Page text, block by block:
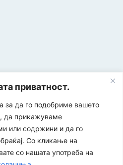
приватност.
за да го подобриме вашето
да прикажуваме
или содржини и да го
Со кликање на
со нашата употреба на